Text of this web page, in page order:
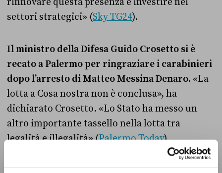
settori strategici» (Sky TG24).
Il ministro della Difesa Guido Crosetto si è
recato a Palermo per ringraziare i carabinieri
dopo l’arresto di Matteo Messina Denaro. «La
lotta a Cosa nostra non è conclusa», ha
dichiarato Crosetto. «Lo Stato ha messo un
altro importante tassello nella lotta tra
legalità e illegalità» (Palermo Today).
L’ex parlamentare Marco Rizzo non è più